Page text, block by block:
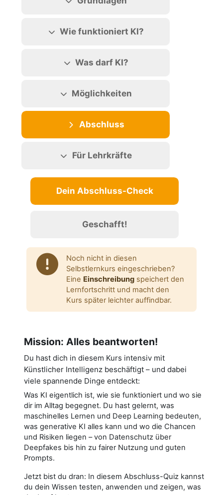
Wie funktioniert KI?
Was darf KI?
Möglichkeiten
Abschluss
Für Lehrkräfte
Dein Abschluss-Check
Geschafft!
Noch nicht in diesen
Selbstlernkurs eingeschrieben?
Eine Einschreibung speichert den
Lernfortschritt und macht den
Kurs später leichter auffindbar.
Mission: Alles beantworten!
Du hast dich in diesem Kurs intensiv mit
Künstlicher Intelligenz beschäftigt – und dabei
viele spannende Dinge entdeckt:
Was KI eigentlich ist, wie sie funktioniert und wo sie
dir im Alltag begegnet. Du hast gelernt, was
maschinelles Lernen und Deep Learning bedeuten,
was generative KI alles kann und wo die Chancen
und Risiken liegen – von Datenschutz über
Deepfakes bis hin zu fairer Nutzung und guten
Prompts.
Jetzt bist du dran: In diesem Abschluss-Quiz kannst
du dein Wissen testen, anwenden und zeigen, was